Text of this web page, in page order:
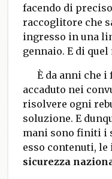
facendo di
raccoglitore che
ingresso in una
gennaio. E di
È da anni che
accaduto nei
risolvere ogni
soluzione. E
mani sono finiti i
esso contenuti,
sicurezza